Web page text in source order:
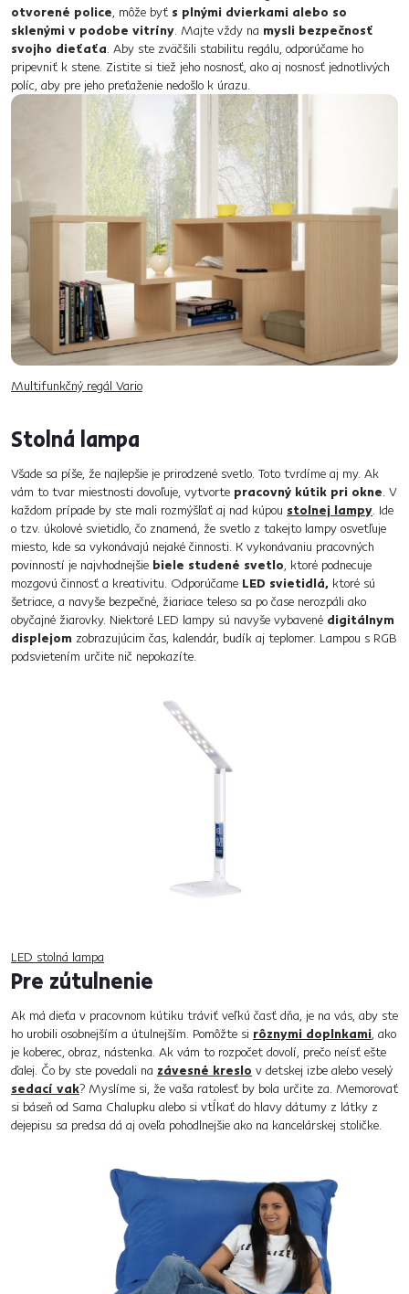
otvorené police, môže byť s plnými dvierkami alebo so
sklenými v podobe vitríny. Majte vždy na mysli bezpečnosť
svojho dieťaťa. Aby ste zväčšili stabilitu regálu, odporúčame ho
pripevniť k stene. Zistite si tiež jeho nosnosť, ako aj nosnosť jednotlivých
políc, aby pre jeho preťaženie nedošlo k úrazu.
Multifunkčný regál Vario
Stolná lampa
Všade sa píše, že najlepšie je prirodzené svetlo. Toto tvrdíme aj my. Ak
vám to tvar miestnosti dovoľuje, vytvorte pracovný kútik pri okne. V
každom prípade by ste mali rozmýšľať aj nad kúpou stolnej lampy. Ide
o tzv. úkolové svietidlo, čo znamená, že svetlo z takejto lampy osvetľuje
miesto, kde sa vykonávajú nejaké činnosti. K vykonávaniu pracovných
povinností je najvhodnejšie biele studené svetlo, ktoré podnecuje
mozgovú činnosť a kreativitu. Odporúčame LED svietidlá, ktoré sú
šetriace, a navyše bezpečné, žiariace teleso sa po čase nerozpáli ako
obyčajné žiarovky. Niektoré LED lampy sú navyše vybavené digitálnym
displejom zobrazujúcim čas, kalendár, budík aj teplomer. Lampou s RGB
podsvietením určite nič nepokazíte.
LED stolná lampa
Pre zútulnenie
Ak má dieťa v pracovnom kútiku tráviť veľkú časť dňa, je na vás, aby ste
ho urobili osobnejším a útulnejším. Pomôžte si rôznymi doplnkami, ako
je koberec, obraz, nástenka. Ak vám to rozpočet dovolí, prečo neísť ešte
ďalej. Čo by ste povedali na závesné kreslo v detskej izbe alebo veselý
sedací vak? Myslíme si, že vaša ratolesť by bola určite za. Memorovať
si báseň od Sama Chalupku alebo si vtĺkať do hlavy dátumy z látky z
dejepisu sa predsa dá aj oveľa pohodlnejšie ako na kancelárskej stoličke.